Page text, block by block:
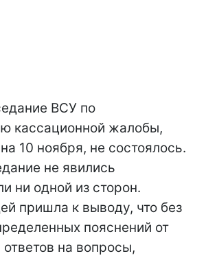
ВСУ по
кассационной жалобы,
10 ноября, не состоялось.
не явились
ни одной из сторон.
пришла к выводу, что без
пояснений от
на вопросы,